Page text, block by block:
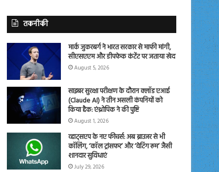
तकनीकी
मार्क जुकरबर्ग ने भारत सरकार से माफी मांगी,
सीएसएएम और डीपफेक कंटेंट पर जताया खेद
August 5, 2026
साइबर सुरक्षा परीक्षण के दौरान क्लॉड एआई
(Claude AI) ने तीन असली कंपनियों को
किया हैक: एंथ्रोपिक ने की पुष्टि
August 1, 2026
व्हाट्सएप के नए फीचर्स: अब ब्राउजर से भी
कॉलिंग, ‘कॉल ट्रांसफर’ और ‘वेटिंग रूम’ जैसी
शानदार सुविधाएं
July 29, 2026